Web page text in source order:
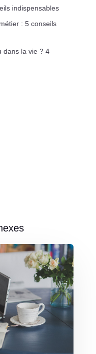
indispensables
: 5 conseils
dans la vie ? 4